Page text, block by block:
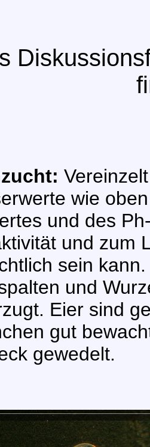
wie
und des
und zum
sein
und
Eier sind
gut
gewedelt.